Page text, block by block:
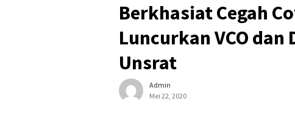
Berkhasiat Cegah
Luncurkan VCO
Unsrat
Admin
Mei 22, 2020